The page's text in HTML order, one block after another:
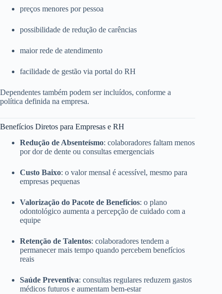
preços menores por pessoa
possibilidade de redução de carências
maior rede de atendimento
facilidade de gestão via portal do RH
Dependentes também podem ser incluídos, conforme a
política definida na empresa.
Benefícios Diretos para Empresas e RH
Redução de Absenteísmo: colaboradores faltam menos
por dor de dente ou consultas emergenciais
Custo Baixo: o valor mensal é acessível, mesmo para
empresas pequenas
Valorização do Pacote de Benefícios: o plano
odontológico aumenta a percepção de cuidado com a
equipe
Retenção de Talentos: colaboradores tendem a
permanecer mais tempo quando percebem benefícios
reais
Saúde Preventiva: consultas regulares reduzem gastos
médicos futuros e aumentam bem-estar